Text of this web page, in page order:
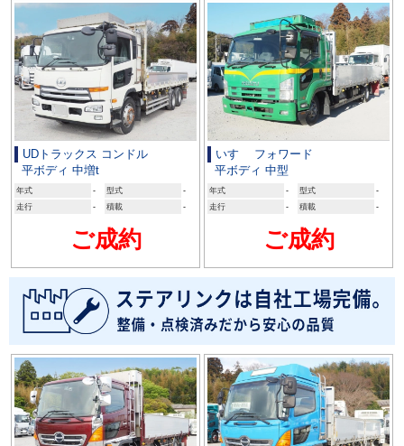
UDトラックス コンドル
平ボディ 中増t
年式 - 型式
-
走行
- 積載 -
ご成約
いすゞ フォワード
平ボディ 中型
年式 - 型式
-
走行
- 積載 -
ご成約